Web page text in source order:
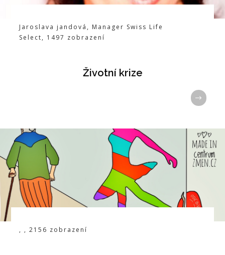
Jaroslava jandová , Manager Swiss Life
Select, 1497 zobrazení
Životní krize
, ,2156 zobrazení